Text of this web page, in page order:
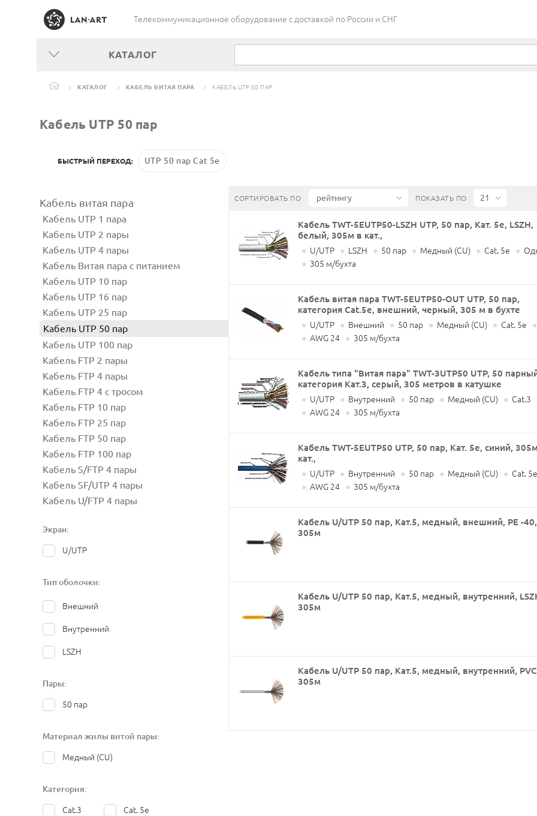
Телекоммуникационное оборудование c доставкой по России и СНГ
КАТАЛОГ
КАТАЛОГ КАБЕЛЬ ВИТАЯ ПАРА КАБЕЛЬ UTP 50 ПАР
Кабель UTP 50 пар
БЫСТРЫЙ ПЕРЕХОД: UTP 50 пар Сat 5e
Кабель витая пара
Кабель UTP 1 пара
Кабель UTP 2 пары
Кабель UTP 4 пары
Кабель Витая пара с питанием
Кабель UTP 10 пар
Кабель UTP 16 пар
Кабель UTP 25 пар
Кабель UTP 50 пар
Кабель UTP 100 пар
Кабель FTP 2 пары
Кабель FTP 4 пары
Кабель FTP 4 с тросом
Кабель FTP 10 пар
Кабель FTP 25 пар
Кабель FTP 50 пар
Кабель FTP 100 пар
Кабель S/FTP 4 пары
Кабель SF/UTP 4 пары
Кабель U/FTP 4 пары
Экран:
U/UTP
Тип оболочки:
Внешний
Внутренний
LSZH
Пары:
50 пар
Материал жилы витой пары:
Медный (CU)
Категория:
Cat.3 Cat. 5e
СОРТИРОВАТЬ ПО ПОКАЗАТЬ ПО
Кабель TWT-5EUTP50-LSZH UTP, 50 пар, Кат. 5e, LSZH,
белый, 305м в кат.,
● U/UTP ● LSZH ● 50 пар ● Медный (CU) ● Cat. 5e ●
● 305 м/бухта
Кабель витая пара TWT-5EUTP50-OUT UTP, 50 пар,
категория Cat.5e, внешний, черный, 305 м в бухте
● U/UTP ● Внешний ● 50 пар ● Медный (CU) ● Cat. 5e ●
● AWG 24 ● 305 м/бухта
Кабель типа "Витая пара" TWT-3UTP50 UTP, 50
категория Кат.3, серый, 305 метров в катушке
● U/UTP ● Внутренний ● 50 пар ● Медный (CU) ● Cat.3
● AWG 24 ● 305 м/бухта
Кабель TWT-5EUTP50 UTP, 50 пар, Кат. 5e, синий,
кат.,
● U/UTP ● Внутренний ● 50 пар ● Медный (CU) ● Cat. 5e
● AWG 24 ● 305 м/бухта
Кабель U/UTP 50 пар, Кат.5, медный, внешний, PE -40,
305м
Кабель U/UTP 50 пар, Кат.5, медный, внутренний,
305м
Кабель U/UTP 50 пар, Кат.5, медный, внутренний,
305м